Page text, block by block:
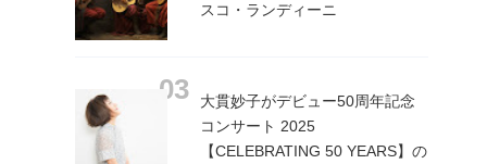
スコ・ランディーニ
大貫妙子がデビュー50周年記念
コンサート 2025
【CELEBRATING 50 YEARS】の